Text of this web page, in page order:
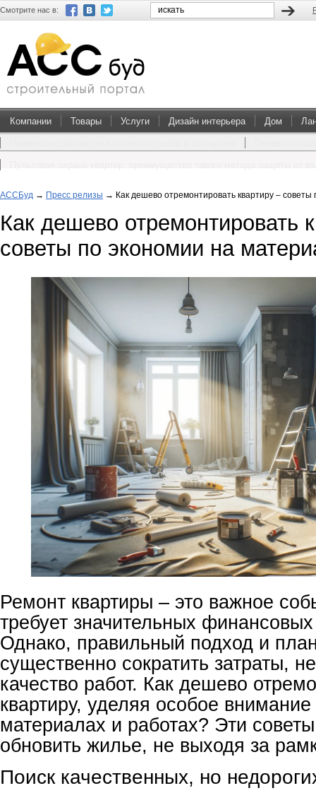
Смотрите нас в:
Компании Товары Услуги Дизайн интерьера Дом
АССБуд → Пресс релизы → Как дешево отремонтировать квартиру –
Как дешево отремонтировать
советы по экономии на
Ремонт квартиры – это важное
требует значительных
Однако, правильный подход и
существенно сократить затраты,
качество работ. Как дешево
квартиру, уделяя особое
материалах и работах? Эти
обновить жилье, не выходя за
Поиск качественных, но